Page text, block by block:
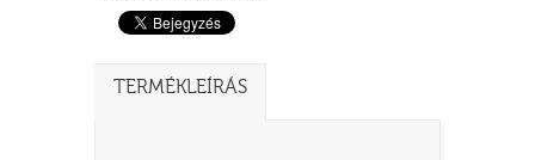
TERMÉKLEÍRÁS